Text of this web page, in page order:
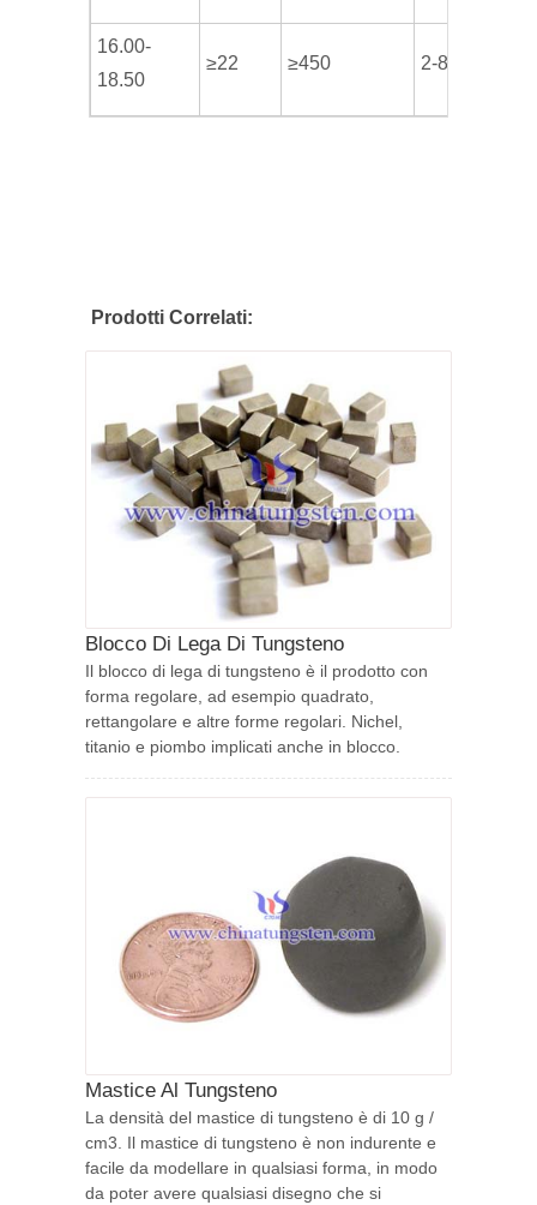
16.00-
18.50
≥22 ≥450 2-8
Prodotti Correlati:
Blocco Di Lega Di Tungsteno
Il blocco di lega di tungsteno è il prodotto con
forma regolare, ad esempio quadrato,
rettangolare e altre forme regolari. Nichel,
titanio e piombo implicati anche in blocco.
Mastice Al Tungsteno
La densità del mastice di tungsteno è di 10 g /
cm3. Il mastice di tungsteno è non indurente e
facile da modellare in qualsiasi forma, in modo
da poter avere qualsiasi disegno che si